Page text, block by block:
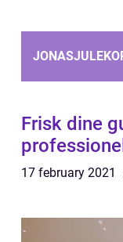
Frisk dine
17 february 2021